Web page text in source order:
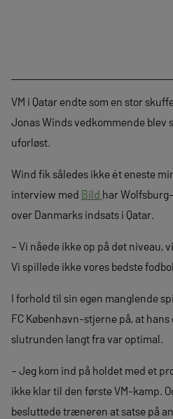
VM i Qatar endte som en stor
Jonas Winds vedkommende blev
uforløst.
Wind fik således ikke ét eneste
interview med Bild har
over Danmarks indsats i Qatar.
– Vi nåede ikke op på det niveau,
Vi spillede ikke vores bedste
I forhold til sin egen manglende
FC København-stjerne på, at
slutrunden langt fra var optimal.
– Jeg kom ind på holdet med et
ikke klar til den første VM-kamp.
besluttede træneren at satse på